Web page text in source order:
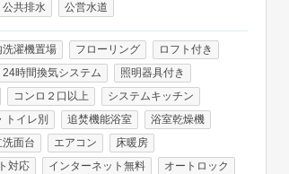
公共排水 公営水道
洗濯機置場 フローリング
ロフト付き
24時間換気システム
照明器具付き
コンロ２口以上
システムキッチン
トイレ別 追焚機能浴室
浴室乾燥機
洗面台 エアコン
床暖房
対応 インターネット無料
オートロック